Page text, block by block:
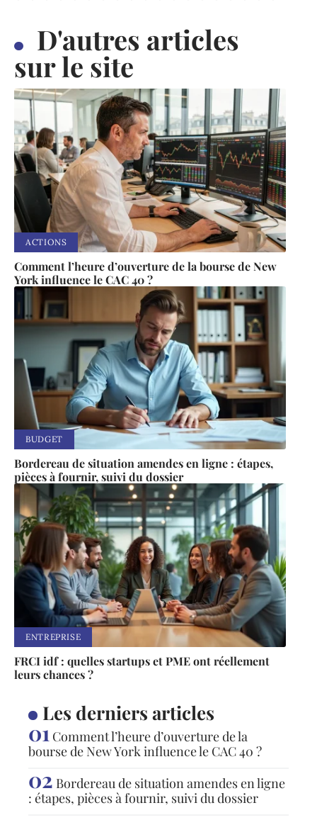
D'autres articles
sur le site
ACTIONS
Comment l’heure d’ouverture de la bourse de New
York influence le CAC 40 ?
BUDGET
Bordereau de situation amendes en ligne : étapes,
pièces à fournir, suivi du dossier
ENTREPRISE
FRCI idf : quelles startups et PME ont réellement
leurs chances ?
Les derniers articles
Comment l’heure d’ouverture de la
bourse de New York influence le CAC 40 ?
Bordereau de situation amendes en ligne
: étapes, pièces à fournir, suivi du dossier